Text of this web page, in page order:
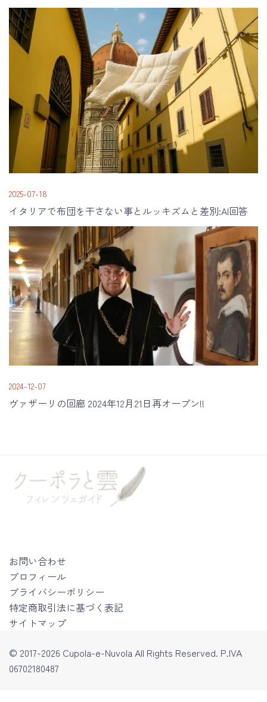
2025-07-18
イタリアで布団を干さない事とルッキズムと差別:AI回答
2024-12-07
ヴァザーリの回廊 2024年12月21日再オープン!!
お問い合わせ
プロフィール
プライバシーポリシー
特定商取引法に基づく表記
サイトマップ
© 2017-2026 Cupola-e-Nuvola All Rights Reserved. P.IVA
06702180487